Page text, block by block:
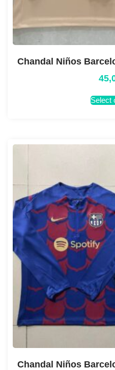
Chandal Niños
Select
Chandal Niños